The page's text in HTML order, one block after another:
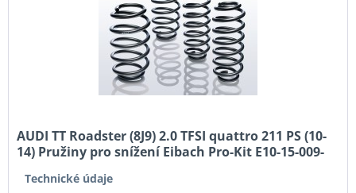
AUDI TT Roadster (8J9) 2.0 TFSI quattro 211 PS (10-
14) Pružiny pro snížení Eibach Pro-Kit E10-15-009-
Technické údaje